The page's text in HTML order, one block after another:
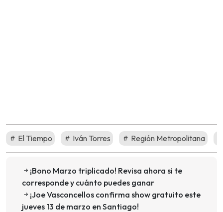
El Tiempo Iván Torres Región Metropolitana
¡Bono Marzo triplicado! Revisa ahora si te
corresponde y cuánto puedes ganar
¡Joe Vasconcellos confirma show gratuito este
jueves 13 de marzo en Santiago!